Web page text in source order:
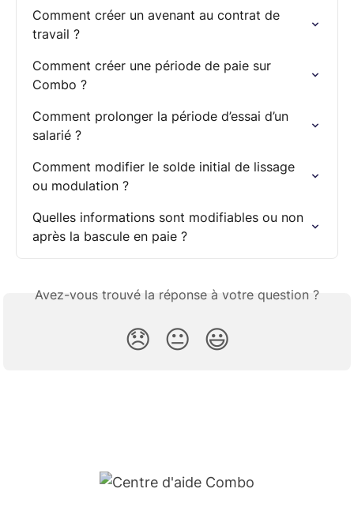
Comment créer un avenant au contrat de
travail ?
Comment créer une période de paie sur
Combo ?
Comment prolonger la période d’essai d’un
salarié ?
Comment modifier le solde initial de lissage
ou modulation ?
Quelles informations sont modifiables ou non
après la bascule en paie ?
Avez-vous trouvé la réponse à votre question ?
😞 😐 😃